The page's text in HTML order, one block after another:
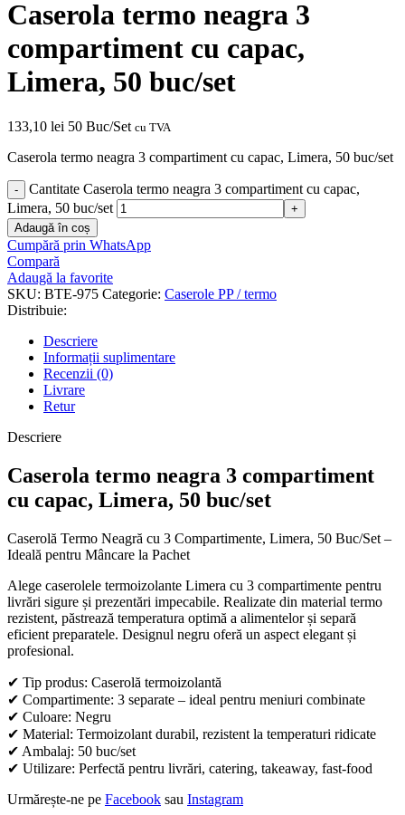
Caserola termo neagra 3
compartiment cu capac,
Limera, 50 buc/set
133,10 lei 50 Buc/Set cu TVA
Caserola termo neagra 3 compartiment cu capac, Limera, 50 buc/set
Cantitate Caserola termo neagra 3 compartiment cu capac,
Limera, 50 buc/set
Adaugă în coș
Cumpără prin WhatsApp
Compară
Adaugă la favorite
SKU: BTE-975 Categorie: Caserole PP / termo
Distribuie:
Descriere
Informații suplimentare
Recenzii (0)
Livrare
Retur
Descriere
Caserola termo neagra 3 compartiment
cu capac, Limera, 50 buc/set
Caserolă Termo Neagră cu 3 Compartimente, Limera, 50 Buc/Set –
Ideală pentru Mâncare la Pachet
Alege caserolele termoizolante Limera cu 3 compartimente pentru
livrări sigure și prezentări impecabile. Realizate din material termo
rezistent, păstrează temperatura optimă a alimentelor și separă
eficient preparatele. Designul negru oferă un aspect elegant și
profesional.
✔ Tip produs: Caserolă termoizolantă
✔ Compartimente: 3 separate – ideal pentru meniuri combinate
✔ Culoare: Negru
✔ Material: Termoizolant durabil, rezistent la temperaturi ridicate
✔ Ambalaj: 50 buc/set
✔ Utilizare: Perfectă pentru livrări, catering, takeaway, fast-food
Urmărește-ne pe Facebook sau Instagram